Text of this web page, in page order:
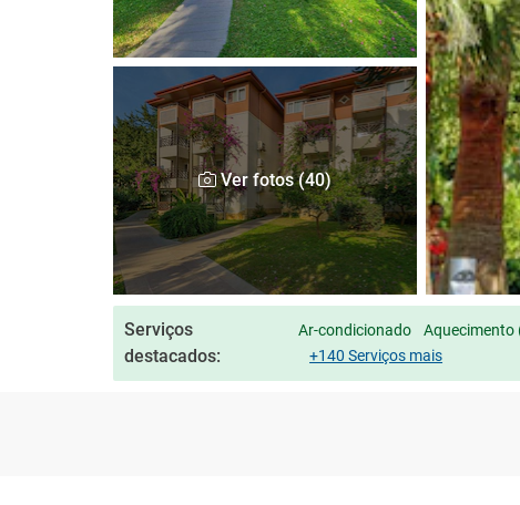
Ver fotos (40)
Serviços
destacados:
Ar-condicionado Aquecimento
+140 Serviços mais